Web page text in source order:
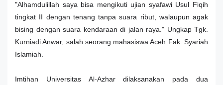
"Alhamdulillah saya bisa mengikuti ujian syafawi Usul Fiqih
tingkat II dengan tenang tanpa suara ribut, walaupun agak
bising dengan suara kendaraan di jalan raya." Ungkap Tgk.
Kurniadi Anwar, salah seorang mahasiswa Aceh Fak. Syariah
Islamiah.
Imtihan Universitas Al-Azhar dilaksanakan pada dua